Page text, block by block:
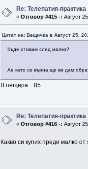
Re: Телепатия-практика
«Отговор #415 -: Август
Цитат на: Вещичка в Август 25,
Къде отивам след малко?
Ае като се върна ще ви дам
В пещера. :85:
Re: Телепатия-практика
«Отговор #416 -: Август
Какво си купих преди малко